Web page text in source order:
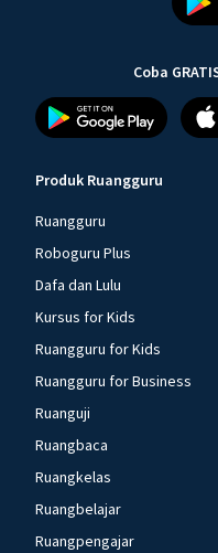
Coba
Produk Ruangguru
Ruangguru
Roboguru Plus
Dafa dan Lulu
Kursus for Kids
Ruangguru for Kids
Ruangguru for Business
Ruanguji
Ruangbaca
Ruangkelas
Ruangbelajar
Ruangpengajar